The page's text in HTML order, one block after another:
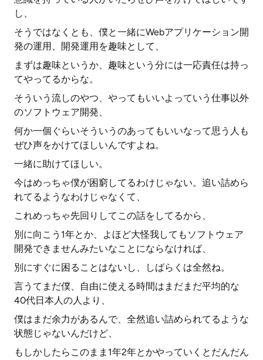
し、
そうではなくとも、僕と一緒にWebアプリケーション開
発の運用、開発運用を趣味として、
まずは趣味というか、趣味という分には一応責任は持っ
てやってるからな。
そういう流しのやつ、やってもいいよっていう仕事以外
のソフトウェア開発、
何か一個ぐらいそういうのあってもいいなって思う人も
ぜひ声をかけてほしいんですよね。
一緒に助けてほしい。
今はめっちゃ僕が困窮してるわけじゃない。追い詰めら
れてるようなわけじゃなくて、
これめっちゃ先回りしてこの話をしてるから、
別に向こう1年とか、よほど大怪我してもソフトウェア
開発できませんみたいなことにならなければ、
別にすぐに困ることはないし、しばらくは全然ね。
言うてまだ僕、自由に使える時間はまだまだ平均的な
40代日本人の人より、
僕はまだ余力があるんで、全然追い詰められてるような
状態じゃないんだけど、
もしかしたらこのまま1年2年とかやっていくとだんだん